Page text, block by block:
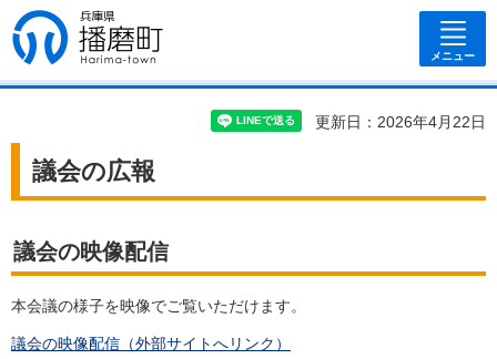
兵庫県 播磨
町
メニュー
更新日：2026年4月22日
議会の広報
議会の映像配信
本会議の様子を映像でご覧いただけます。
議会の映像配信（外部サイトへリンク）